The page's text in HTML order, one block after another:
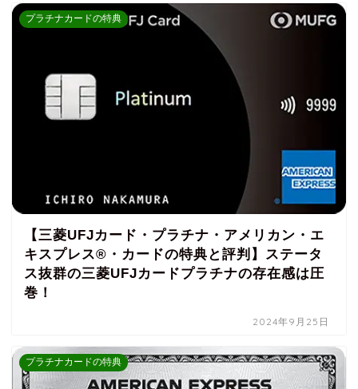
プラチナカードの特典
【三菱UFJカード・プラチナ・アメリカン・エ
キスプレス®・カードの特典と評判】ステータ
ス抜群の三菱UFJカードプラチナの存在感は圧
巻！
2024年9月25日
プラチナカードの特典